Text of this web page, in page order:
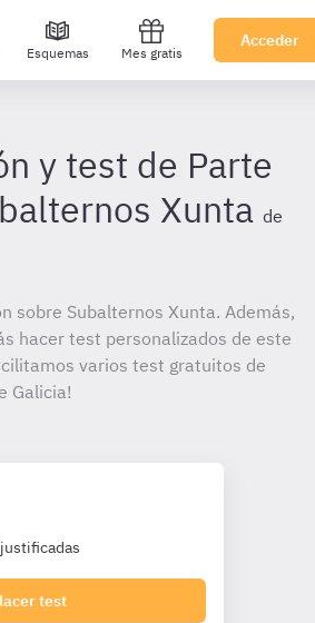
Esquemas Mes gratis
Acceder
y test de Parte
Xunta de
sobre Subalternos Xunta. Además,
hacer test personalizados de este
varios test gratuitos de
Galicia!
test